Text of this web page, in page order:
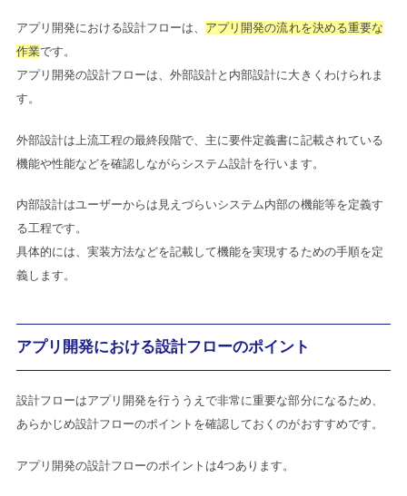
アプリ開発における設計フローは、 アプリ開発の流れを決める重要な
作業です。
アプリ開発の設計フローは、外部設計と内部設計に大きくわけられま
す。
外部設計は上流工程の最終段階で、主に要件定義書に記載されている
機能や性能などを確認しながらシステム設計を行います。
内部設計はユーザーからは見えづらいシステム内部の機能等を定義す
る工程です。
具体的には、実装方法などを記載して機能を実現するための手順を定
義します。
アプリ開発における設計フローのポイント
設計フローはアプリ開発を行ううえで非常に重要な部分になるため、
あらかじめ設計フローのポイントを確認しておくのがおすすめです。
アプリ開発の設計フローのポイントは4つあります。